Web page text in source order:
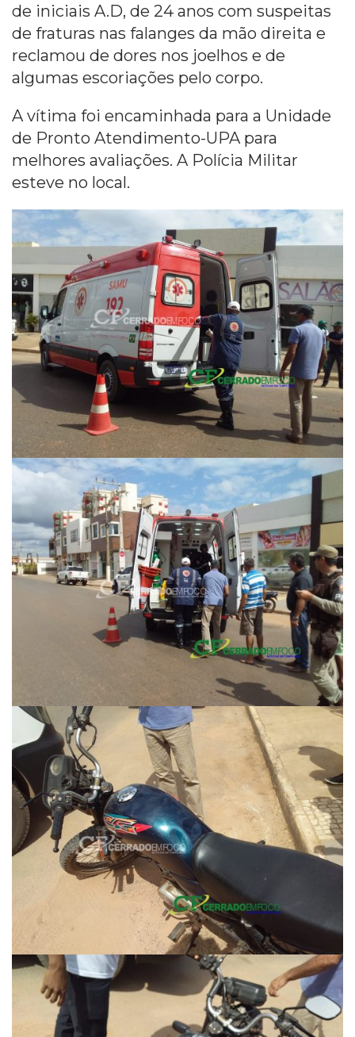
de iniciais A.D, de 24 anos com suspeitas
de fraturas nas falanges da mão direita e
reclamou de dores nos joelhos e de
algumas escoriações pelo corpo.
A vítima foi encaminhada para a Unidade
de Pronto Atendimento-UPA para
melhores avaliações. A Polícia Militar
esteve no local.